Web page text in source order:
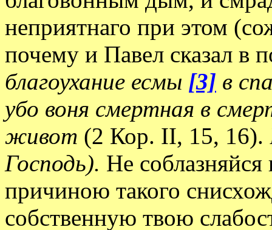
неприятнаго при этом
почему и Павел сказал в
благоухание есмы [3] в
убо воня смертная в
живот (2 Кор. II, 15, 16).
Господь). Не
причиною такого
собственную твою